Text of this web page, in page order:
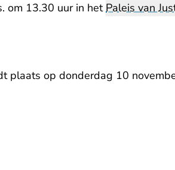
om 13.30 uur in hetPaleis van
plaats op donderdag 10